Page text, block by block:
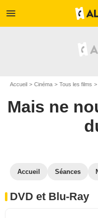
menu
Accueil Cinéma Tous les films
Mais ne
Accueil Séances
DVD et Blu-Ray